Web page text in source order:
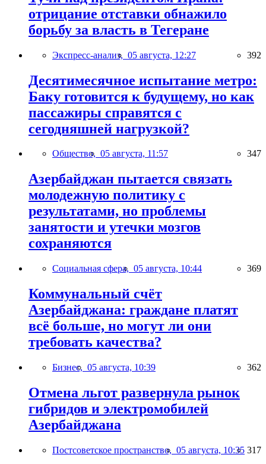
отрицание отставки обнажило
борьбу за власть в Тегеране
Экспресс-анализ, 05 августа, 12:27 392
Десятимесячное испытание метро:
Баку готовится к будущему, но как
пассажиры справятся с
сегодняшней нагрузкой?
Общество, 05 августа, 11:57 347
Азербайджан пытается связать
молодежную политику с
результатами, но проблемы
занятости и утечки мозгов
сохраняются
Социальная сфера, 05 августа, 10:44 369
Коммунальный счёт
Азербайджана: граждане платят
всё больше, но могут ли они
требовать качества?
Бизнес, 05 августа, 10:39 362
Отмена льгот развернула рынок
гибридов и электромобилей
Азербайджана
Постсоветское пространство, 05 августа, 10:35 317